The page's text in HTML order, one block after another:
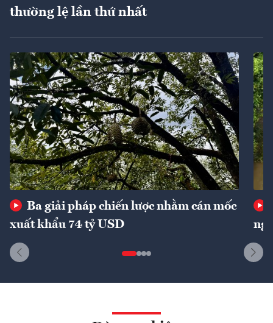
thường lệ lần thứ nhất
Ba giải pháp chiến lược nhằm cán mốc
xuất khẩu 74 tỷ USD